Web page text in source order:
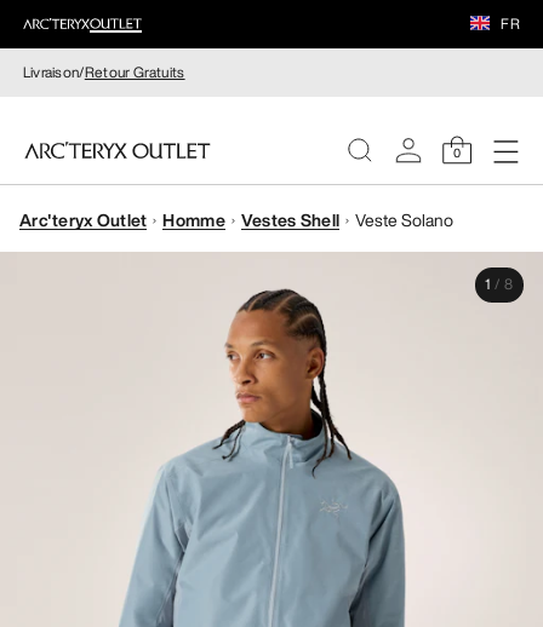
FR
Livraison/Retour Gratuits
0
FEMME
Arc'teryx Outlet Homme Vestes Shell Veste Solano
1 / 8